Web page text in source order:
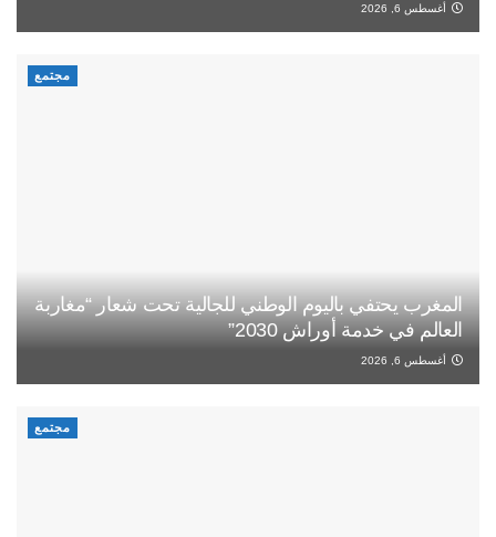
أغسطس 6, 2026
مجتمع
المغرب يحتفي باليوم الوطني للجالية تحت شعار “مغاربة
العالم في خدمة أوراش 2030”
أغسطس 6, 2026
مجتمع